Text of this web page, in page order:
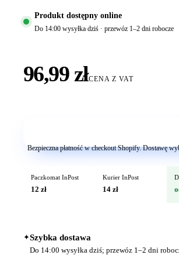
Produkt dostępny online
Do 14:00 wysyłka dziś · przewóz 1–2 dni robocze
96,99 złCENA Z VAT
Bezpieczna płatność w checkout Shopify. Dostawę
Paczkomat InPost
12 zł
Kurier InPost
14 zł
✦Szybka dostawa
Do 14:00 wysyłka dziś; przewóz 1–2 dni